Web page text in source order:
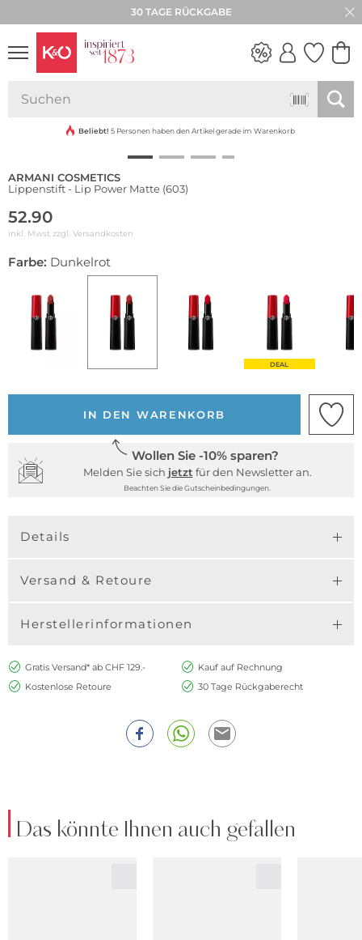
30 TAGE RÜCKGABE
VIBES
Beliebt! 5 Personen haben den Artikel gerade im Warenkorb
ARMANI COSMETICS
Lippenstift - Lip Power Matte (603)
52.90
inkl. Mwst zzgl. Versandkosten
Farbe: Dunkelrot
DEAL
IN DEN WARENKORB
Wollen Sie -10% sparen?
Melden Sie sich jetzt für den Newsletter an.
Beachten Sie die Gutscheinbedingungen.
Details
Versand & Retoure
Herstellerinformationen
Gratis Versand* ab CHF 129.-
Kauf auf Rechnung
Kostenlose Retoure
30 Tage Rückgaberecht
Das könnte Ihnen auch gefallen